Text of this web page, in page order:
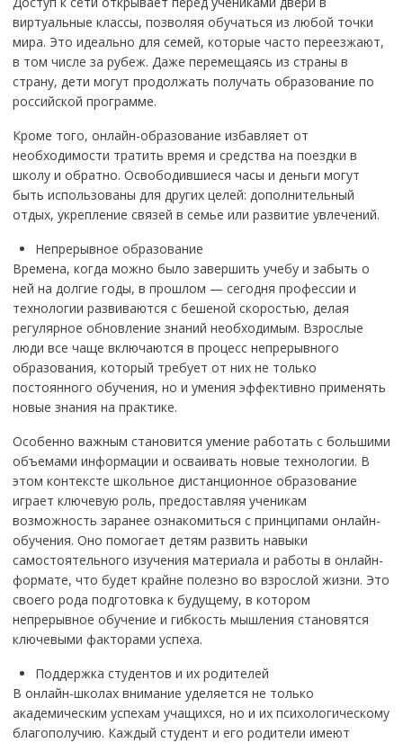
виртуальные классы, позволяя обучаться из любой точки
мира. Это идеально для семей, которые часто переезжают,
в том числе за рубеж. Даже перемещаясь из страны в
страну, дети могут продолжать получать образование по
российской программе.
Кроме того, онлайн-образование избавляет от
необходимости тратить время и средства на поездки в
школу и обратно. Освободившиеся часы и деньги могут
быть использованы для других целей: дополнительный
отдых, укрепление связей в семье или развитие увлечений.
Непрерывное образование
Времена, когда можно было завершить учебу и забыть о
ней на долгие годы, в прошлом — сегодня профессии и
технологии развиваются с бешеной скоростью, делая
регулярное обновление знаний необходимым. Взрослые
люди все чаще включаются в процесс непрерывного
образования, который требует от них не только
постоянного обучения, но и умения эффективно применять
новые знания на практике.
Особенно важным становится умение работать с большими
объемами информации и осваивать новые технологии. В
этом контексте школьное дистанционное образование
играет ключевую роль, предоставляя ученикам
возможность заранее ознакомиться с принципами онлайн-
обучения. Оно помогает детям развить навыки
самостоятельного изучения материала и работы в онлайн-
формате, что будет крайне полезно во взрослой жизни. Это
своего рода подготовка к будущему, в котором
непрерывное обучение и гибкость мышления становятся
ключевыми факторами успеха.
Поддержка студентов и их родителей
В онлайн-школах внимание уделяется не только
академическим успехам учащихся, но и их психологическому
благополучию. Каждый студент и его родители имеют